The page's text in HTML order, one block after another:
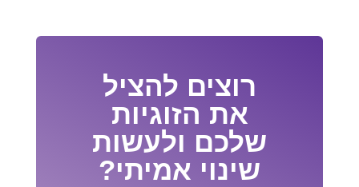
רוצים להציל
את הזוגיות
שלכם ולעשות
שינוי אמיתי?